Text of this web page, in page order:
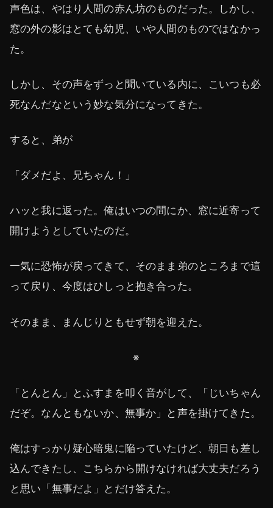
声色は、やはり人間の赤ん坊のものだった。しかし、
窓の外の影はとても幼児、いや人間のものではなかっ
た。
しかし、その声をずっと聞いている内に、こいつも必
死なんだなという妙な気分になってきた。
すると、弟が
「ダメだよ、兄ちゃん！」
ハッと我に返った。俺はいつの間にか、窓に近寄って
開けようとしていたのだ。
一気に恐怖が戻ってきて、そのまま弟のところまで這
って戻り、今度はひしっと抱き合った。
そのまま、まんじりともせず朝を迎えた。
※
「とんとん」とふすまを叩く音がして、「じいちゃん
だぞ。なんともないか、無事か」と声を掛けてきた。
俺はすっかり疑心暗鬼に陥っていたけど、朝日も差し
込んできたし、こちらから開けなければ大丈夫だろう
と思い「無事だよ」とだけ答えた。